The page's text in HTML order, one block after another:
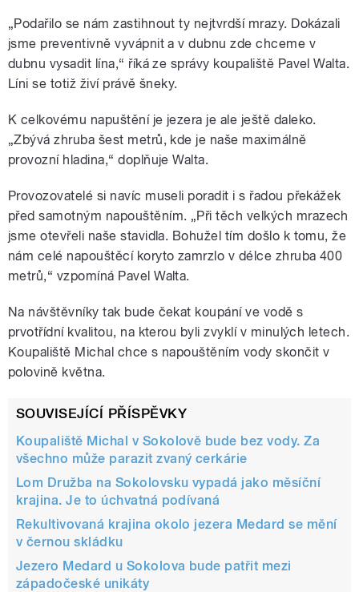
„Podařilo se nám zastihnout ty nejtvrdší mrazy. Dokázali
jsme preventivně vyvápnit a v dubnu zde chceme v
dubnu vysadit lína,“ říká ze správy koupaliště Pavel Walta.
Líni se totiž živí právě šneky.
K celkovému napuštění je jezera je ale ještě daleko.
„Zbývá zhruba šest metrů, kde je naše maximálně
provozní hladina,“ doplňuje Walta.
Provozovatelé si navíc museli poradit i s řadou překážek
před samotným napouštěním. „Při těch velkých mrazech
jsme otevřeli naše stavidla. Bohužel tím došlo k tomu, že
nám celé napouštěcí koryto zamrzlo v délce zhruba 400
metrů,“ vzpomíná Pavel Walta.
Na návštěvníky tak bude čekat koupání ve vodě s
prvotřídní kvalitou, na kterou byli zvyklí v minulých letech.
Koupaliště Michal chce s napouštěním vody skončit v
polovině května.
SOUVISEJÍCÍ PŘÍSPĚVKY
Koupaliště Michal v Sokolově bude bez vody. Za
všechno může parazit zvaný cerkárie
Lom Družba na Sokolovsku vypadá jako měsíční
krajina. Je to úchvatná podívaná
Rekultivovaná krajina okolo jezera Medard se mění
v černou skládku
Jezero Medard u Sokolova bude patřit mezi
západočeské unikáty